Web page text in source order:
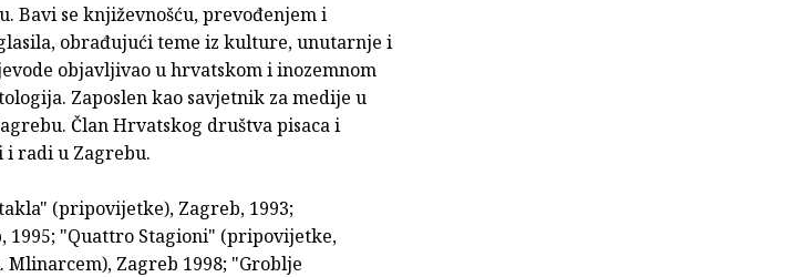
se književnošću, prevođenjem i
obrađujući teme iz kulture, unutarnje i
objavljivao u hrvatskom i inozemnom
Zaposlen kao savjetnik za medije u
Član Hrvatskog društva pisaca i
radi u Zagrebu.
(pripovijetke), Zagreb, 1993;
"Quattro Stagioni" (pripovijetke,
Mlinarcem), Zagreb 1998; "Groblje